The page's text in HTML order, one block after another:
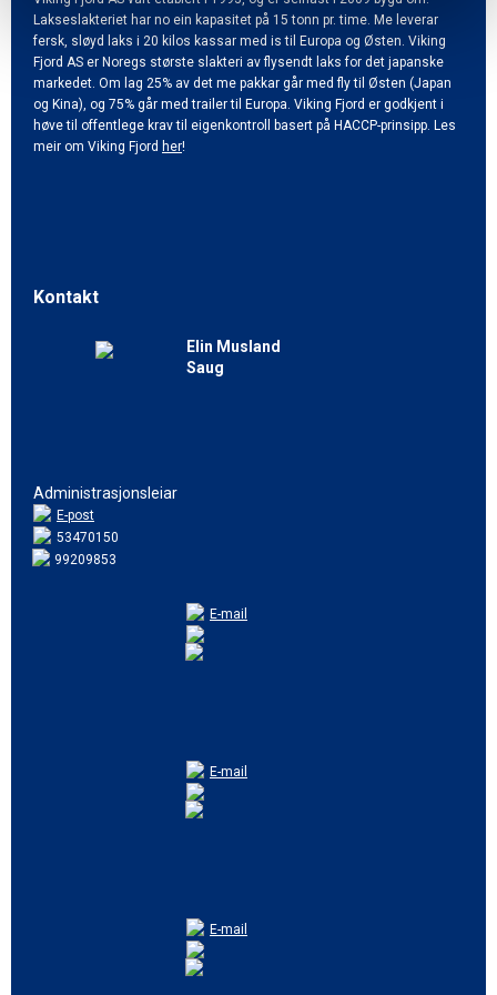
Lakseslakteriet har no ein kapasitet på 15 tonn pr. time. Me leverar
fersk, sløyd laks i 20 kilos kassar med is til Europa og Østen. Viking
Fjord AS er Noregs største slakteri av flysendt laks for det japanske
markedet. Om lag 25% av det me pakkar går med fly til Østen (Japan
og Kina), og 75% går med trailer til Europa. Viking Fjord er godkjent i
høve til offentlege krav til eigenkontroll basert på HACCP-prinsipp. Les
meir om Viking Fjord her!
Kontakt
Elin Musland
Saug
Administrasjonsleiar
E-post
53470150
99209853
E-mail
E-mail
E-mail